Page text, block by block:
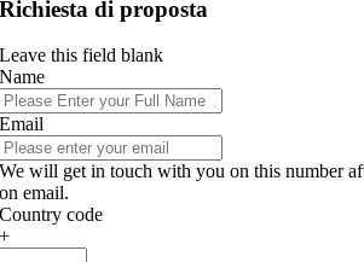
Richiesta di proposta
Leave this field blank
Name
Email
We will get in touch with you on this number
on email.
Country code
+